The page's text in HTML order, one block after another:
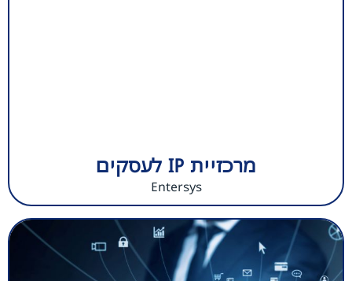
מרכזיית IP לעסקים
Entersys